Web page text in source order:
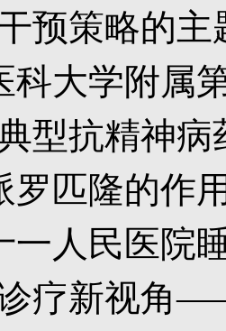
预策略的主
科大学附属
型抗精神
匹隆的作
一人民医院
疗新视角